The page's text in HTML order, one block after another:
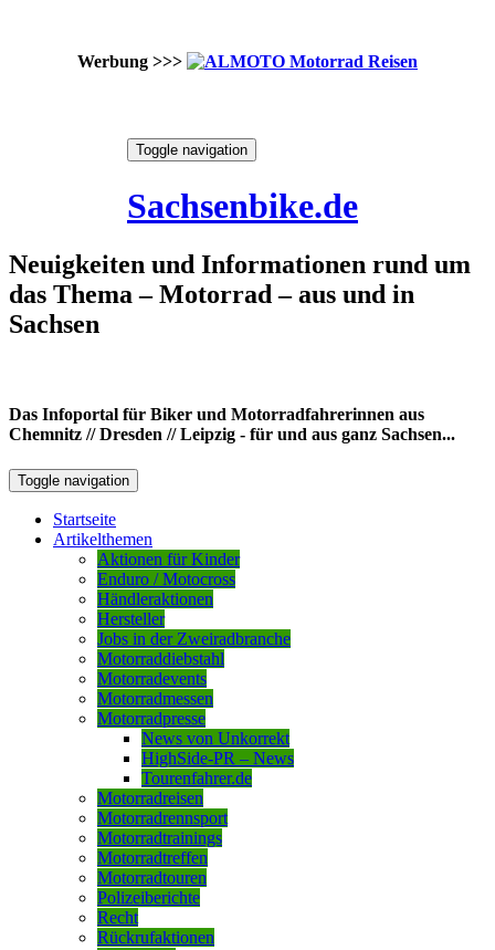
Werbung >>>
Toggle navigation
Sachsenbike.de
Neuigkeiten und Informationen rund um
das Thema – Motorrad – aus und in
Sachsen
Das Infoportal für Biker und Motorradfahrerinnen aus
Chemnitz // Dresden // Leipzig - für und aus ganz Sachsen...
Toggle navigation
Startseite
Artikelthemen
Aktionen für Kinder
Enduro / Motocross
Händleraktionen
Hersteller
Jobs in der Zweiradbranche
Motorraddiebstahl
Motorradevents
Motorradmessen
Motorradpresse
News von Unkorrekt
HighSide-PR – News
Tourenfahrer.de
Motorradreisen
Motorradrennsport
Motorradtrainings
Motorradtreffen
Motorradtouren
Polizeiberichte
Recht
Rückrufaktionen